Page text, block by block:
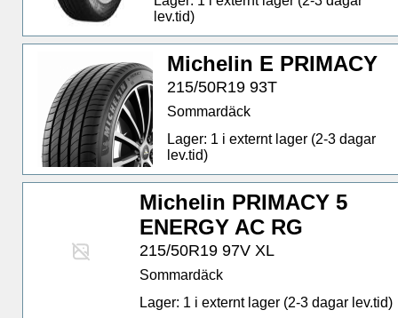
lev.tid)
Michelin E PRIMACY
215/50R19 93T
Sommardäck
Lager: 1 i externt lager (2-3 dagar
lev.tid)
Michelin PRIMACY 5
ENERGY AC RG
215/50R19 97V XL
Sommardäck
Lager: 1 i externt lager (2-3 dagar lev.tid)